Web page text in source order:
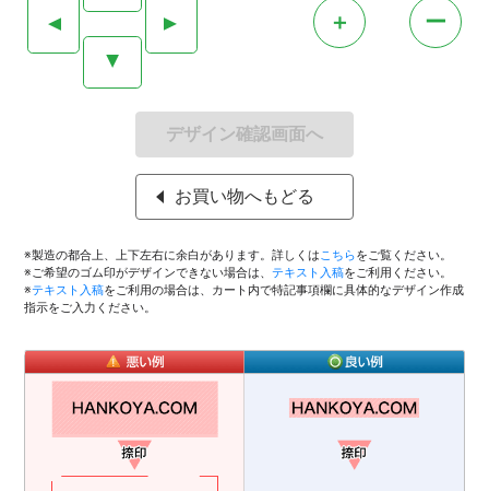
▲ ▲
▲
＋ ー
デザイン確認画面へ
お買い物へもどる
※製造の都合上、上下左右に余白があります。詳しくはこちらをご覧ください。
※ご希望のゴム印がデザインできない場合は、テキスト入稿をご利用ください。
※テキスト入稿をご利用の場合は、カート内で特記事項欄に具体的なデザイン作成
指示をご入力ください。